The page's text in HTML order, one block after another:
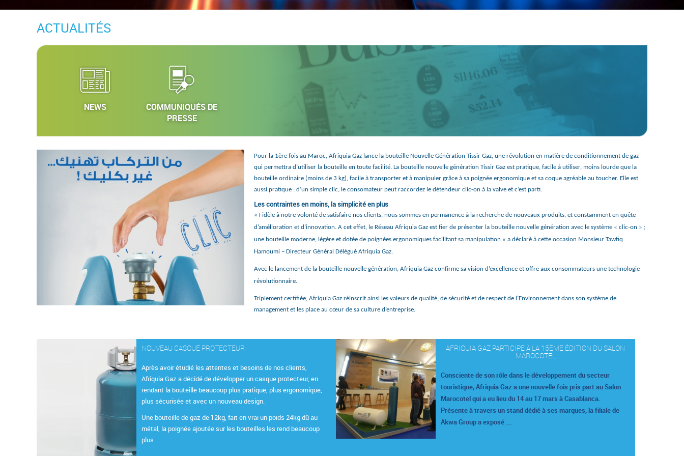
ACTUALITÉS
NEWS
COMMUNIQUÉS DE
PRESSE
Pour la 1ère fois au Maroc, Afriquia Gaz lance la bouteille Nouvelle Génération Tissir Gaz, une révolution en matière de conditionnement de gaz
qui permettra d’utiliser la bouteille en toute facilité. La bouteille nouvelle génération Tissir Gaz est pratique, facile à utiliser, moins lourde que la
bouteille ordinaire (moins de 3 kg), facile à transporter et à manipuler grâce à sa poignée ergonomique et sa coque agréable au toucher. Elle est
aussi pratique : d’un simple clic, le consomateur peut raccordez le détendeur clic-on à la valve et c’est parti.
Les contraintes en moins, la simplicité en plus
« Fidèle à notre volonté de satisfaire nos clients, nous sommes en permanence à la recherche de nouveaux produits, et constamment en quête
d’amélioration et d’innovation. A cet effet, le Réseau Afriquia Gaz est fier de présenter la bouteille nouvelle génération avec le système « clic-on » ;
une bouteille moderne, légère et dotée de poignées ergonomiques facilitant sa manipulation » a déclaré à cette occasion Monsieur Tawfiq
Hamoumi – Directeur Général Délégué Afriquia Gaz.
Avec le lancement de la bouteille nouvelle génération, Afriquia Gaz confirme sa vision d’excellence et offre aux consommateurs une technologie
révolutionnaire.
Triplement certifiée, Afriquia Gaz réinscrit ainsi les valeurs de qualité, de sécurité et de respect de l’Environnement dans son système de
management et les place au cœur de sa culture d’entreprise.
NOUVEAU CASQUE PROTECTEUR
Après avoir étudié les attentes et besoins de nos clients,
Afriquia Gaz a décidé de développer un casque protecteur, en
rendant la bouteille beaucoup plus pratique, plus ergonomique,
plus sécurisée et avec un nouveau design.
Une bouteille de gaz de 12kg, fait en vrai un poids 24kg dû au
métal, la poignée ajoutée sur les bouteilles les rend beaucoup
plus ...
AFRIQUIA GAZ PARTICIPE À LA 15ÈME ÉDITION DU SALON
MAROCOTEL
Consciente de son rôle dans le développement du secteur
touristique, Afriquia Gaz a une nouvelle fois pris part au Salon
Marocotel qui a eu lieu du 14 au 17 mars à Casablanca.
Présente à travers un stand dédié à ses marques, la filiale de
Akwa Group a exposé ...